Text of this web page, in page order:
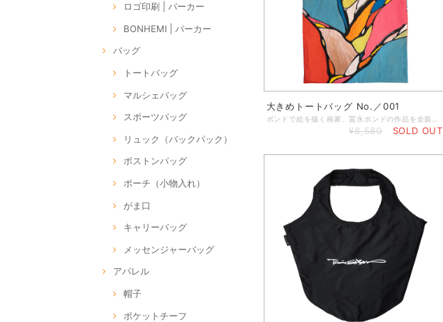
ロゴ印刷 | パーカー
BONHEMI | パーカー
バッグ
トートバッグ
マルシェバッグ
スポーツバッグ
リュック（バックパック）
ボストンバッグ
ポーチ（小物入れ）
がま口
キャリーバッグ
メッセンジャーバッグ
アパレル
帽子
ポケットチーフ
大きめトートバッグ No.／001
¥8,580 SOLD OUT